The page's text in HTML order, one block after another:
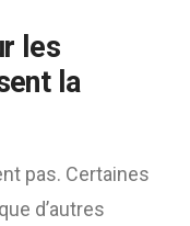
les
la
pas. Certaines
d’autres